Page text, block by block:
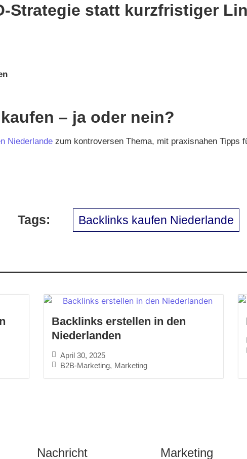
Strategie statt kurzfristiger
– ja oder nein?
Niederlande zum kontroversen Thema, mit praxisnahen Tipps
Tags: Backlinks kaufen Niederlande
Backlinks erstellen in den
Niederlanden
April 30, 2025
B2B-Marketing, Marketing
Nachricht Marketing